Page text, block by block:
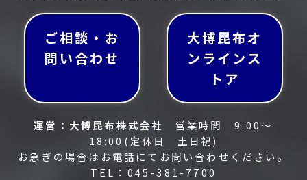
ご相談・お
問い合わせ
大博昆布オ
ンラインス
トア
運営：大博昆布株式会社
営業時間 9:00～
18:00(定休日 土日祝)
お急ぎの場合はお電話にてお問い合わせください。
TEL：045-381-7700